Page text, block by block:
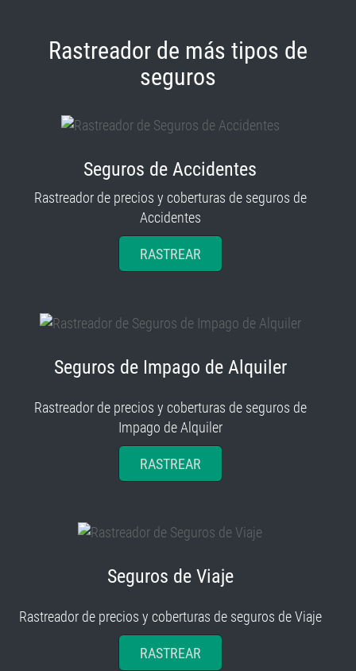
Rastreador de más tipos de
seguros
Seguros de Accidentes
Rastreador de precios y coberturas de seguros de
Accidentes
RASTREAR
Seguros de Impago de Alquiler
Rastreador de precios y coberturas de seguros de
Impago de Alquiler
RASTREAR
Seguros de Viaje
Rastreador de precios y coberturas de seguros de Viaje
RASTREAR